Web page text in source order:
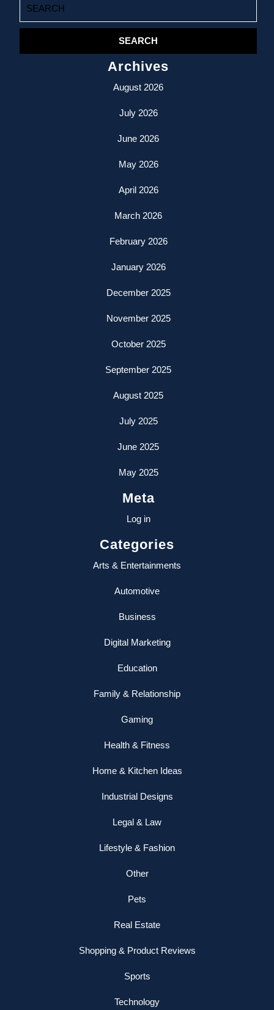
for:
Archives
August 2026
July 2026
June 2026
May 2026
April 2026
March 2026
February 2026
January 2026
December 2025
November 2025
October 2025
September 2025
August 2025
July 2025
June 2025
May 2025
Meta
Log in
Categories
Arts & Entertainments
Automotive
Business
Digital Marketing
Education
Family & Relationship
Gaming
Health & Fitness
Home & Kitchen Ideas
Industrial Designs
Legal & Law
Lifestyle & Fashion
Other
Pets
Real Estate
Shopping & Product Reviews
Sports
Technology